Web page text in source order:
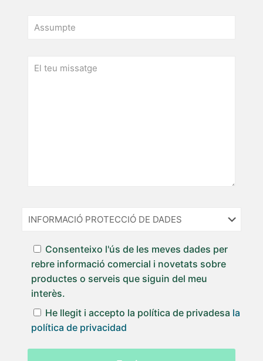
Consenteixo l'ús de les meves dades per
rebre informació comercial i novetats sobre
productes o serveis que siguin del meu
interès.
He llegit i accepto la política de privadesa la
política de privacidad